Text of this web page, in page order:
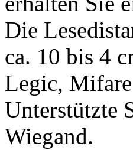
Die
ca. 10 bis 4
Legic,
Unterstützte
Wiegand.